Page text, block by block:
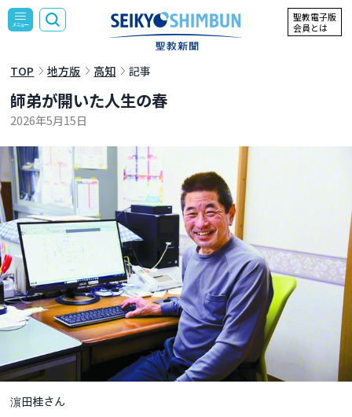
聖教電子版
会員とは
TOP 地方版 高知 記事
師弟が開いた人生の春
2026年5月15日
濵田桂さん